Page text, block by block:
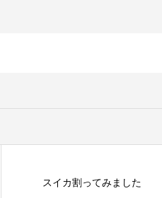
スイカ割ってみました